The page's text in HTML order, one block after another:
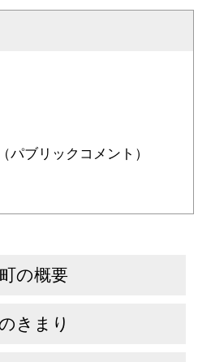
パブリックコメント）
の概要
きまり